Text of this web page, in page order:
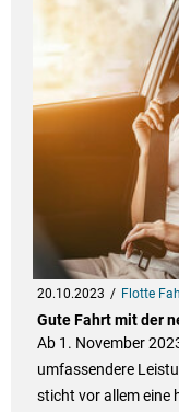
20.10.2023 Flotte
Gute Fahrt mit der
Ab 1. November
umfassendere
sticht vor allem eine